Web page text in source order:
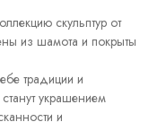
скульптур от
из шамота и покрыты
традиции и
украшением
и